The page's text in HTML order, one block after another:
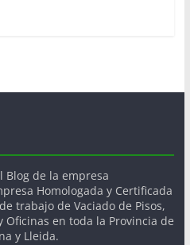
Blog de la empresa
Homologada y Certificada
trabajo de Vaciado de Pisos,
Oficinas en toda la Provincia de
y Lleida.